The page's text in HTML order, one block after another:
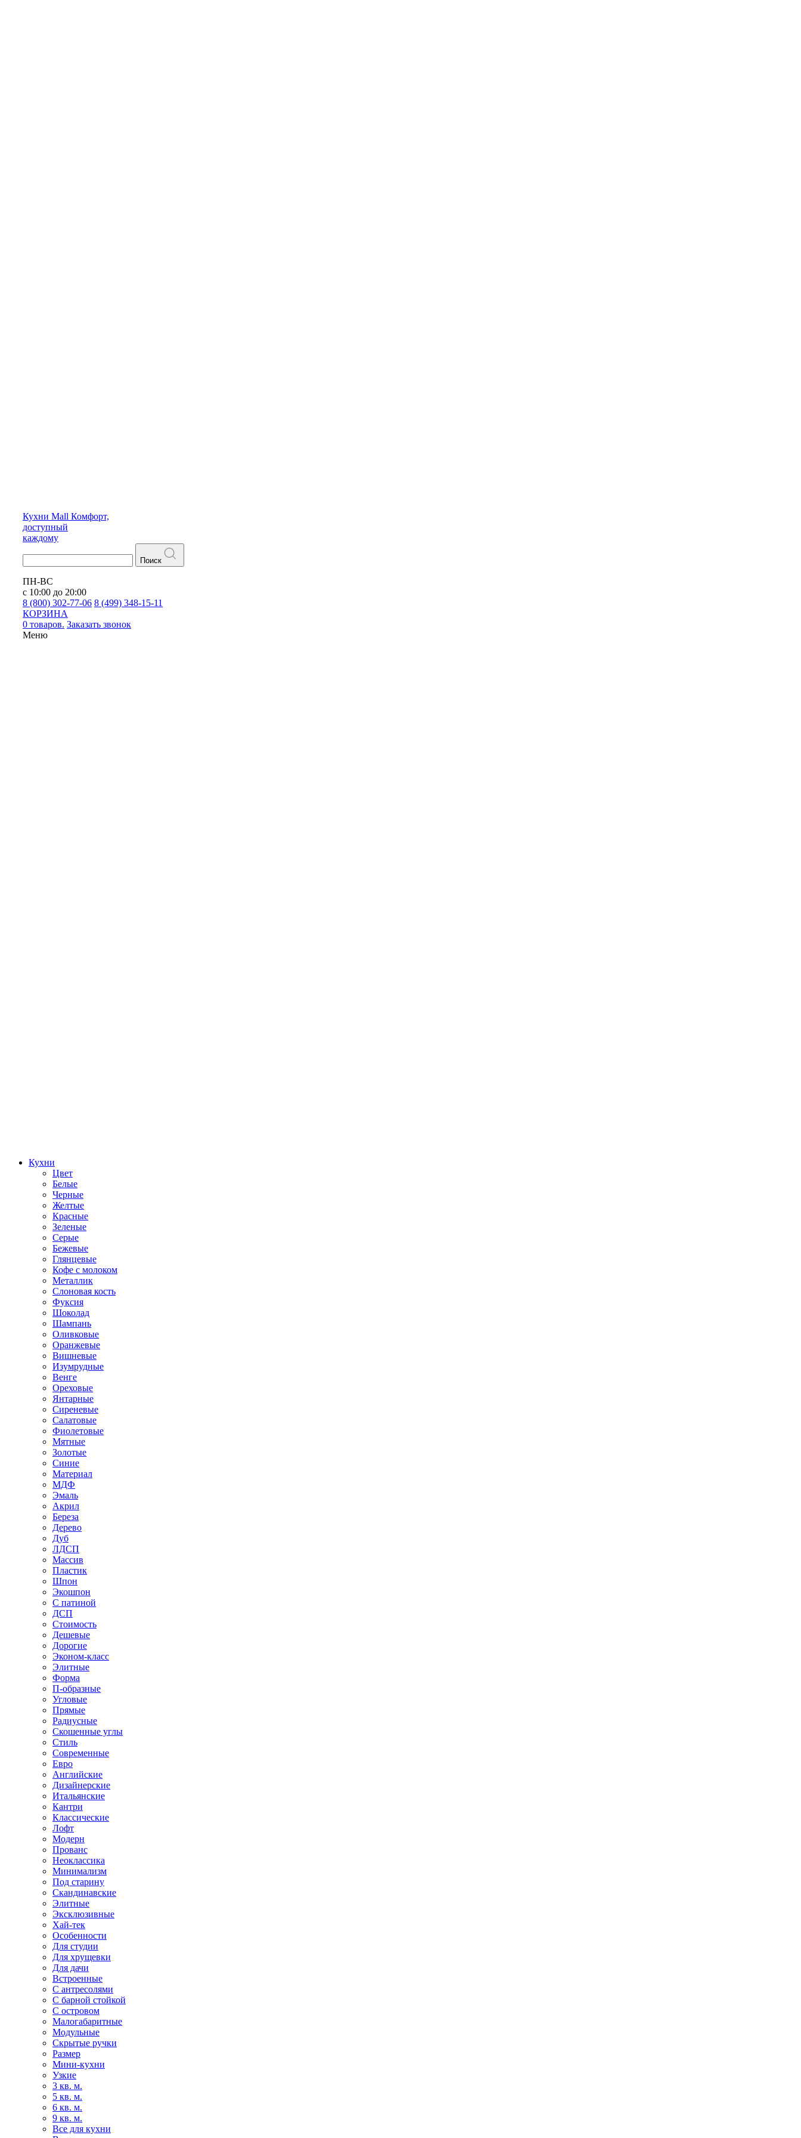
Кухни Mall Комфорт,
доступный
каждому
Поиск
ПН-ВС
с 10:00 до 20:00
8 (800) 302-77-06 8 (499) 348-15-11
КОРЗИНА
0 товаров. Заказать звонок
Меню
Кухни
Цвет
Белые
Черные
Желтые
Красные
Зеленые
Серые
Бежевые
Глянцевые
Кофе с молоком
Металлик
Слоновая кость
Фуксия
Шоколад
Шампань
Оливковые
Оранжевые
Вишневые
Изумрудные
Венге
Ореховые
Янтарные
Сиреневые
Салатовые
Фиолетовые
Мятные
Золотые
Синие
Материал
МДФ
Эмаль
Акрил
Береза
Дерево
Дуб
ЛДСП
Массив
Пластик
Шпон
Экошпон
С патиной
ДСП
Стоимость
Дешевые
Дорогие
Эконом-класс
Элитные
Форма
П-образные
Угловые
Прямые
Радиусные
Скошенные углы
Стиль
Современные
Евро
Английские
Дизайнерские
Итальянские
Кантри
Классические
Лофт
Модерн
Прованс
Неоклассика
Минимализм
Под старину
Скандинавские
Элитные
Эксклюзивные
Хай-тек
Особенности
Для студии
Для хрущевки
Для дачи
Встроенные
С антресолями
С барной стойкой
С островом
Малогабаритные
Модульные
Скрытые ручки
Размер
Мини-кухни
Узкие
3 кв. м.
5 кв. м.
6 кв. м.
9 кв. м.
Все для кухни